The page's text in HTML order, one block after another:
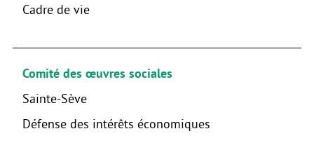
Cadre de vie
Comité des œuvres sociales
Sainte-Sève
Défense des intérêts économiques